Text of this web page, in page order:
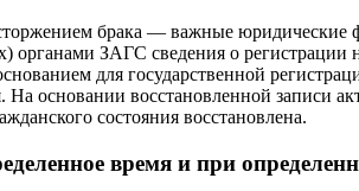
брака — важные
ЗАГС сведения о регистрации
для государственной
основании восстановленной записи
состояния восстановлена.
время и при